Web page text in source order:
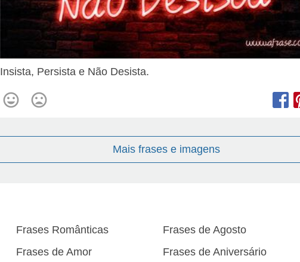
Insista, Persista e Não Desista.
Mais frases e imagens
Frases Românticas
Frases de Agosto
Frases de Amor Frases de Aniversário